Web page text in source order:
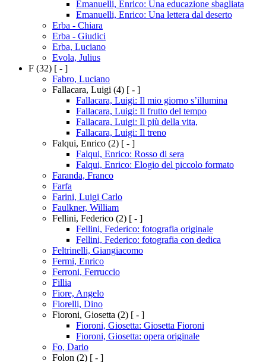
Emanuelli, Enrico: Una educazione sbagliata
Emanuelli, Enrico: Una lettera dal deserto
Erba - Chiara
Erba - Giudici
Erba, Luciano
Evola, Julius
F (32) [ - ]
Fabro, Luciano
Fallacara, Luigi (4) [ - ]
Fallacara, Luigi: Il mio giorno s’illumina
Fallacara, Luigi: Il frutto del tempo
Fallacara, Luigi: Il più della vita,
Fallacara, Luigi: Il treno
Falqui, Enrico (2) [ - ]
Falqui, Enrico: Rosso di sera
Falqui, Enrico: Elogio del piccolo formato
Faranda, Franco
Farfa
Farini, Luigi Carlo
Faulkner, William
Fellini, Federico (2) [ - ]
Fellini, Federico: fotografia originale
Fellini, Federico: fotografia con dedica
Feltrinelli, Giangiacomo
Fermi, Enrico
Ferroni, Ferruccio
Fillia
Fiore, Angelo
Fiorelli, Dino
Fioroni, Giosetta (2) [ - ]
Fioroni, Giosetta: Giosetta Fioroni
Fioroni, Giosetta: opera originale
Fo, Dario
Folon (2) [ - ]